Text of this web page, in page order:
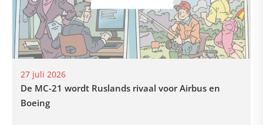
27 juli 2026
De MC-21 wordt Ruslands rivaal voor Airbus en
Boeing